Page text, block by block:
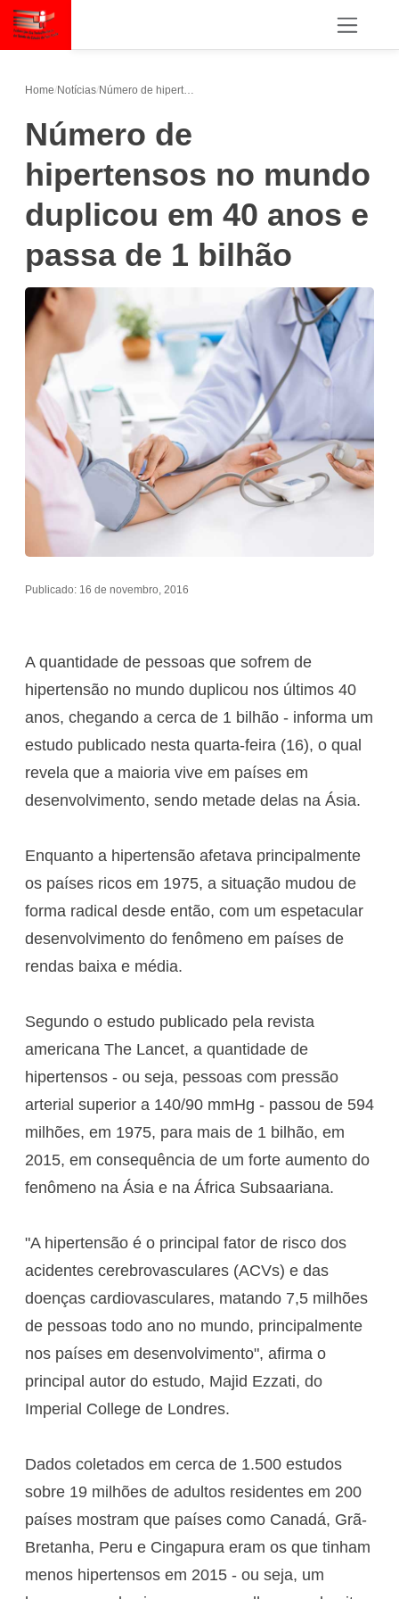
Home/Notícias/
Número de
hipertensos no mundo
duplicou em 40 anos e
passa de 1 bilhão
Publicado: 16 de novembro, 2016
A quantidade de pessoas que sofrem de
hipertensão no mundo duplicou nos últimos 40
anos, chegando a cerca de 1 bilhão - informa um
estudo publicado nesta quarta-feira (16), o qual
revela que a maioria vive em países em
desenvolvimento, sendo metade delas na Ásia.
Enquanto a hipertensão afetava principalmente
os países ricos em 1975, a situação mudou de
forma radical desde então, com um espetacular
desenvolvimento do fenômeno em países de
rendas baixa e média.
Segundo o estudo publicado pela revista
americana The Lancet, a quantidade de
hipertensos - ou seja, pessoas com pressão
arterial superior a 140/90 mmHg - passou de 594
milhões, em 1975, para mais de 1 bilhão, em
2015, em consequência de um forte aumento do
fenômeno na Ásia e na África Subsaariana.
"A hipertensão é o principal fator de risco dos
acidentes cerebrovasculares (ACVs) e das
doenças cardiovasculares, matando 7,5 milhões
de pessoas todo ano no mundo, principalmente
nos países em desenvolvimento", afirma o
principal autor do estudo, Majid Ezzati, do
Imperial College de Londres.
Dados coletados em cerca de 1.500 estudos
sobre 19 milhões de adultos residentes em 200
países mostram que países como Canadá, Grã-
Bretanha, Peru e Cingapura eram os que tinham
menos hipertensos em 2015 - ou seja, um